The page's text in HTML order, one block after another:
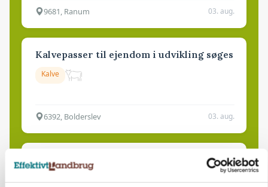
9681, Ranum 03. aug.
Kalvepasser til ejendom i udvikling søges
Kalve
6392, Bolderslev 03. aug.
Leder til klimastald